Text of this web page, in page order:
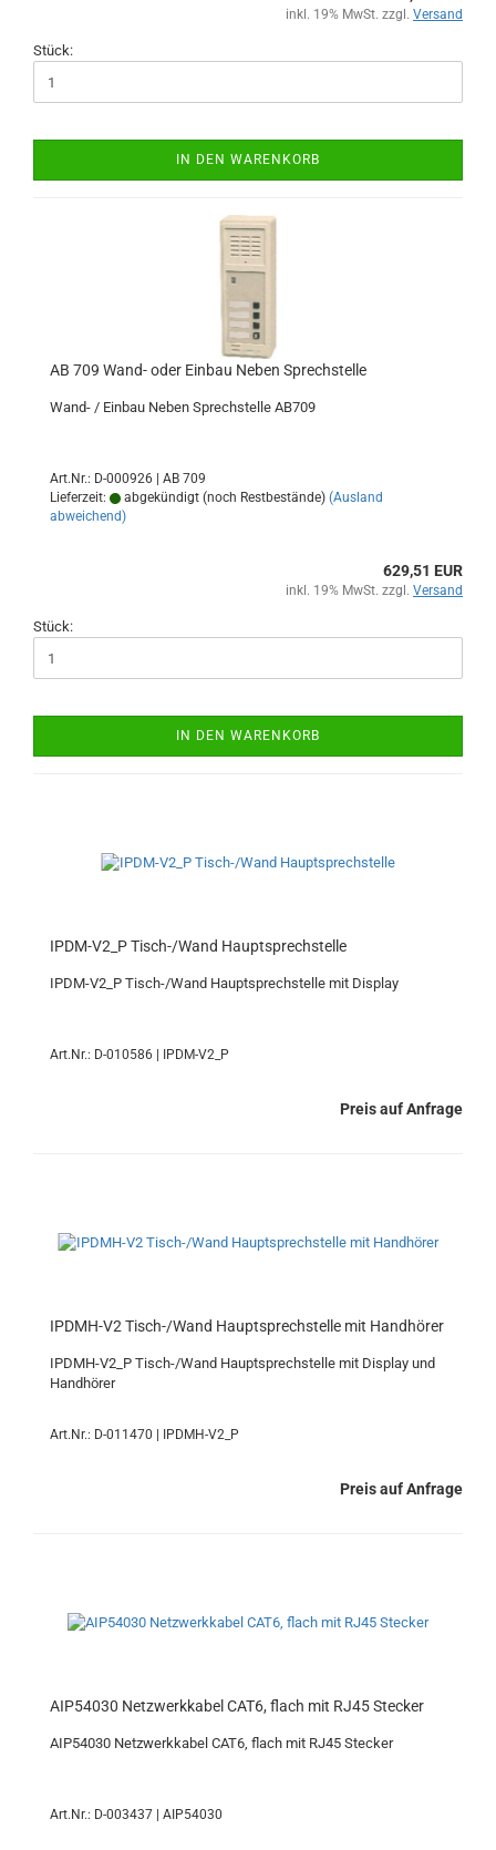
inkl. 19% MwSt. zzgl. Versand
Stück:
IN DEN WARENKORB
AB 709 Wand- oder Einbau Neben Sprechstelle
Wand- / Einbau Neben Sprechstelle AB709
Art.Nr.: D-000926 | AB 709
Lieferzeit:
abgekündigt (noch Restbestände) (Ausland
abweichend)
629,51 EUR
inkl. 19% MwSt. zzgl. Versand
Stück:
IN DEN WARENKORB
IPDM-V2_P Tisch-/Wand Hauptsprechstelle
IPDM-V2_P Tisch-/Wand Hauptsprechstelle mit Display
Art.Nr.: D-010586 | IPDM-V2_P
Preis auf Anfrage
IPDMH-V2 Tisch-/Wand Hauptsprechstelle mit Handhörer
IPDMH-V2_P Tisch-/Wand Hauptsprechstelle mit Display und
Handhörer
Art.Nr.: D-011470 | IPDMH-V2_P
Preis auf Anfrage
AIP54030 Netzwerkkabel CAT6, flach mit RJ45 Stecker
AIP54030 Netzwerkkabel CAT6, flach mit RJ45 Stecker
Art.Nr.: D-003437 | AIP54030